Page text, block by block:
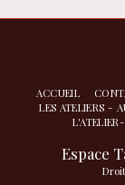
Espace
ACCUEIL
LES ATELIERS -